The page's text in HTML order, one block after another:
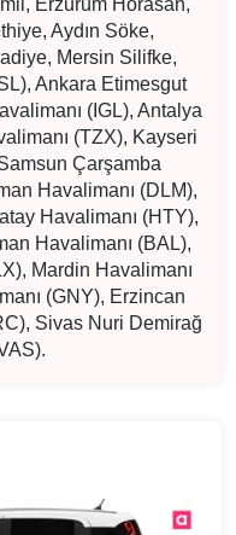
Aydın Söke,
Mersin Silifke,
Ankara Etimesgut
(IGL), Antalya
(TZX), Kayseri
Çarşamba
Havalimanı (DLM),
Havalimanı (HTY),
Havalimanı (BAL),
Mardin Havalimanı
(GNY), Erzincan
Sivas Nuri Demirağ